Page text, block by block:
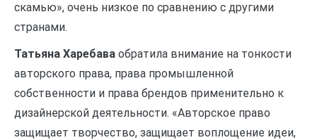
скамью», очень низкое по сравнению с другими
странами.
Татьяна Харебава обратила внимание на тонкости
авторского права, права промышленной
собственности и права брендов применительно к
дизайнерской деятельности. «Авторское право
защищает творчество, защищает воплощение идеи,